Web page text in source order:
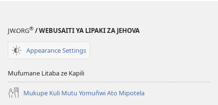
JW.ORG® / WEBUSAITI YA LIPAKI ZA JEHOVA
Appearance Settings
Mufumane Litaba ze Kapili
Mukupe Kuli Mutu Yomuñwi Ato Mipotela